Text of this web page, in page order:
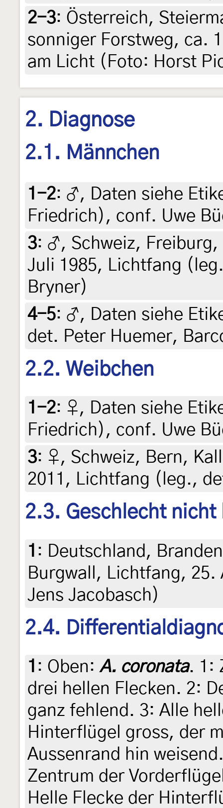
2-3: Österreich,
sonniger Forstweg, ca.
am Licht (Foto: Horst
2. Diagnose
2.1. Männchen
1-2: ♂, Daten siehe
Friedrich), conf. Uwe
3: ♂, Schweiz,
Juli 1985, Lichtfang
Bryner)
4-5: ♂, Daten siehe
det. Peter Huemer,
2.2. Weibchen
1-2: ♀, Daten siehe
Friedrich), conf. Uwe
3: ♀, Schweiz, Bern,
2011, Lichtfang (leg.,
2.3. Geschlecht nicht
1 : Deutschland,
Burgwall, Lichtfang,
Jens Jacobasch)
2.4.
1 : Oben:A. coronata. 1:
drei hellen Flecken. 2:
ganz fehlend. 3: Alle
Hinterflügel gross, der
Aussenrand hin
Zentrum der
Helle Flecke der